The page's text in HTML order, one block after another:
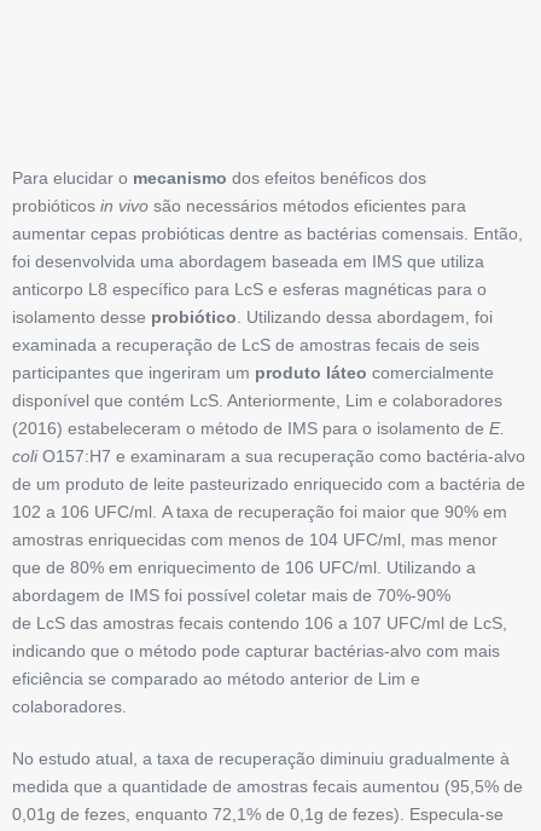
Para elucidar o mecanismo dos efeitos benéficos dos
probióticos in vivo são necessários métodos eficientes para
aumentar cepas probióticas dentre as bactérias comensais. Então,
foi desenvolvida uma abordagem baseada em IMS que utiliza
anticorpo L8 específico para LcS e esferas magnéticas para o
isolamento desse probiótico. Utilizando dessa abordagem, foi
examinada a recuperação de LcS de amostras fecais de seis
participantes que ingeriram um produto láteo comercialmente
disponível que contém LcS. Anteriormente, Lim e colaboradores
(2016) estabeleceram o método de IMS para o isolamento de E.
coliO157:H7 e examinaram a sua recuperação como bactéria-alvo
de um produto de leite pasteurizado enriquecido com a bactéria de
102 a 106 UFC/ml. A taxa de recuperação foi maior que 90% em
amostras enriquecidas com menos de 104 UFC/ml, mas menor
que de 80% em enriquecimento de 106 UFC/ml. Utilizando a
abordagem de IMS foi possível coletar mais de 70%-90%
de LcS das amostras fecais contendo 106 a 107 UFC/ml de LcS,
indicando que o método pode capturar bactérias-alvo com mais
eficiência se comparado ao método anterior de Lim e
colaboradores.
No estudo atual, a taxa de recuperação diminuiu gradualmente à
medida que a quantidade de amostras fecais aumentou (95,5% de
0,01g de fezes, enquanto 72,1% de 0,1g de fezes). Especula-se